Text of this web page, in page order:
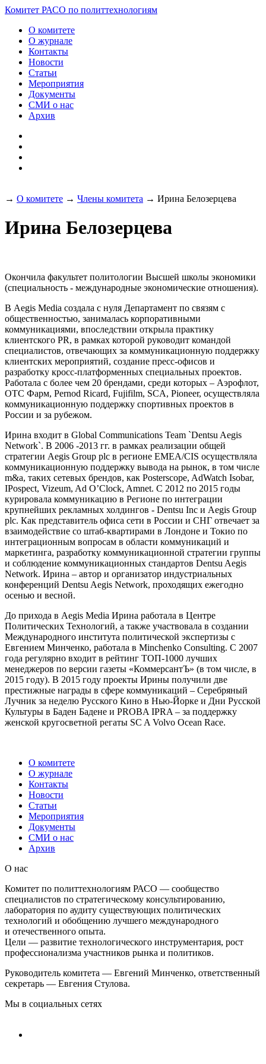
Комитет РАСО по политтехнологиям
О комитете
О журнале
Контакты
Новости
Статьи
Мероприятия
Документы
СМИ о нас
Архив
→ О комитете → Члены комитета → Ирина Белозерцева
Ирина Белозерцева
Окончила факультет политологии Высшей школы экономики
(специальность - международные экономические отношения).
В Aegis Media создала с нуля Департамент по связям с
общественностью, занималась корпоративными
коммуникациями, впоследствии открыла практику
клиентского PR, в рамках которой руководит командой
специалистов, отвечающих за коммуникационную поддержку
клиентских мероприятий, создание пресс-офисов и
разработку кросс-платформенных специальных проектов.
Работала с более чем 20 брендами, среди которых – Аэрофлот,
OTC Фарм, Pernod Ricard, Fujifilm, SCA, Pioneer, осуществляла
коммуникационную поддержку спортивных проектов в
России и за рубежом.
Ирина входит в Global Communications Team `Dentsu Aegis
Network`. В 2006 -2013 гг. в рамках реализации общей
стратегии Aegis Group plc в регионе EMEA/CIS осуществляла
коммуникационную поддержку вывода на рынок, в том числе
m&a, таких сетевых брендов, как Posterscope, AdWatch Isobar,
IPospect, Vizeum, Ad O’Clock, Amnet. С 2012 по 2015 годы
курировала коммуникацию в Регионе по интеграции
крупнейших рекламных холдингов - Dentsu Inc и Aegis Group
plc. Как представитель офиса сети в России и СНГ отвечает за
взаимодействие со штаб-квартирами в Лондоне и Токио по
интеграционным вопросам в области коммуникаций и
маркетинга, разработку коммуникационной стратегии группы
и соблюдение коммуникационных стандартов Dentsu Aegis
Network. Ирина – автор и организатор индустриальных
конференций Dentsu Aegis Network, проходящих ежегодно
осенью и весной.
До прихода в Aegis Media Ирина работала в Центре
Политических Технологий, а также участвовала в создании
Международного института политической экспертизы с
Евгением Минченко, работала в Minchenko Consulting. C 2007
года регулярно входит в рейтинг ТОП-1000 лучших
менеджеров по версии газеты «КоммерсантЪ» (в том числе, в
2015 году). В 2015 году проекты Ирины получили две
престижные награды в сфере коммуникаций – Серебряный
Лучник за неделю Русского Кино в Нью-Йорке и Дни Русской
Культуры в Баден Бадене и PROBA IPRA – за поддержку
женской кругосветной регаты SC A Volvo Ocean Race.
О комитете
О журнале
Контакты
Новости
Статьи
Мероприятия
Документы
СМИ о нас
Архив
О нас
Комитет по политтехнологиям РАСО — сообщество
специалистов по стратегическому консультированию,
лаборатория по аудиту существующих политических
технологий и обобщению лучшего международного
и отечественного опыта.
Цели — развитие технологического инструментария, рост
профессионализма участников рынка и политиков.
Руководитель комитета — Евгений Минченко, ответственный
секретарь — Евгения Стулова.
Мы в социальных сетях